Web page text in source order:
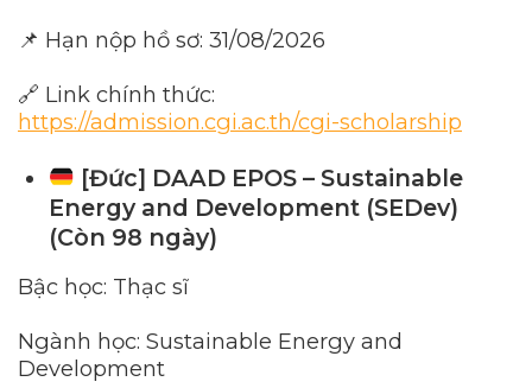
📌 Hạn nộp hồ sơ: 31/08/2026
🔗 Link chính thức:
https://admission.cgi.ac.th/cgi-scholarship
[Đức] DAAD EPOS – Sustainable
Energy and Development (SEDev)
(Còn 98 ngày)
Bậc học: Thạc sĩ
Ngành học: Sustainable Energy and
Development